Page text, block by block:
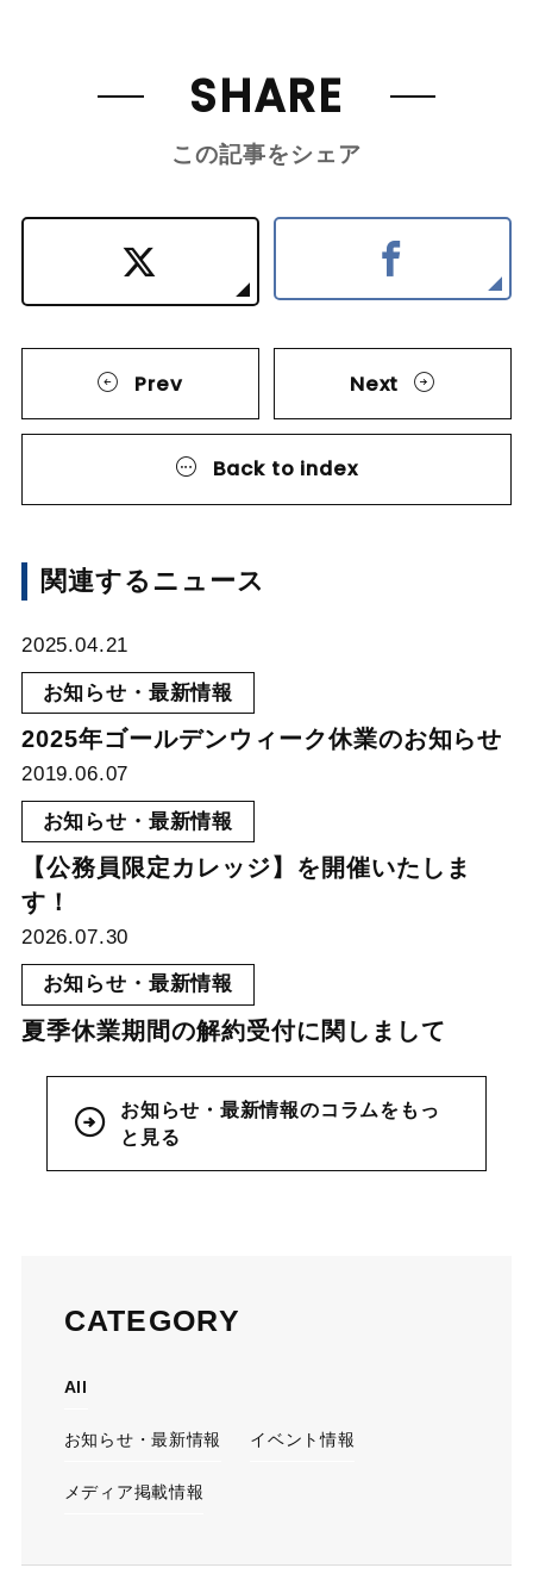
SHARE
この記事をシェア
Prev Next
Back to index
関連するニュース
2025.04.21
お知らせ・最新情報
2025年ゴールデンウィーク休業のお知らせ
2019.06.07
お知らせ・最新情報
【公務員限定カレッジ】を開催いたしま
す！
2026.07.30
お知らせ・最新情報
夏季休業期間の解約受付に関しまして
お知らせ・最新情報のコラムをもっ
と見る
CATEGORY
All
お知らせ・最新情報 イベント情報
メディア掲載情報